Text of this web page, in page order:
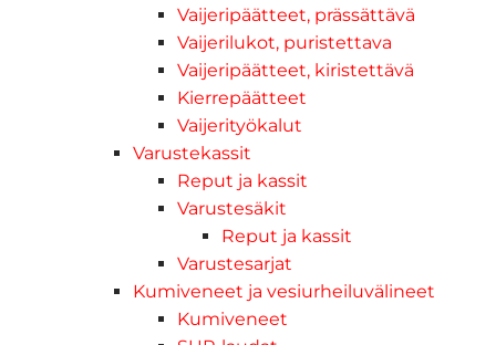
Vaijeripäätteet, prässättävä
Vaijerilukot, puristettava
Vaijeripäätteet, kiristettävä
Kierrepäätteet
Vaijerityökalut
Varustekassit
Reput ja kassit
Varustesäkit
Reput ja kassit
Varustesarjat
Kumiveneet ja vesiurheiluvälineet
Kumiveneet